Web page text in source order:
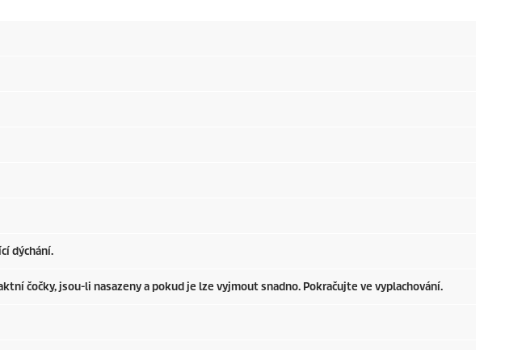
dýchání.
čočky, jsou-li nasazeny a pokud je lze vyjmout snadno. Pokračujte ve vyplachování.